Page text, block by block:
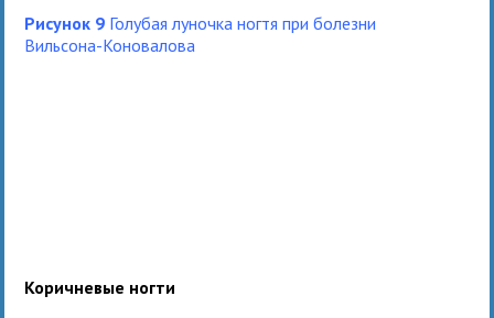
Рисунок 9 Голубая луночка ногтя при болезни
Вильсона-Коновалова
Коричневые ногти